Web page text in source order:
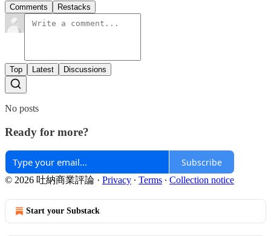
Comments Restacks
Top Latest Discussions
No posts
Ready for more?
Subscribe
© 2026 吐納商業評論 · Privacy ∙ Terms ∙ Collection notice
Start your Substack